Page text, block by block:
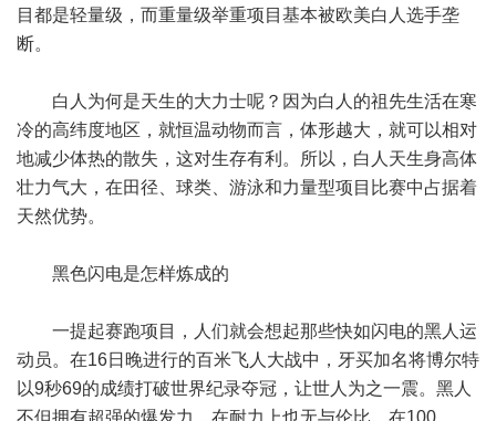
目都是轻量级，而重量级举重项目基本被欧美白人选手垄
断。
白人为何是天生的大力士呢？因为白人的祖先生活在寒
冷的高纬度地区，就恒温动物而言，体形越大，就可以相对
地减少体热的散失，这对生存有利。所以，白人天生身高体
壮力气大，在田径、球类、游泳和力量型项目比赛中占据着
天然优势。
黑色闪电是怎样炼成的
一提起赛跑项目，人们就会想起那些快如闪电的黑人运
动员。在16日晚进行的百米飞人大战中，牙买加名将博尔特
以9秒69的成绩打破世界纪录夺冠，让世人为之一震。黑人
不但拥有超强的爆发力，在耐力上也无与伦比。在100、